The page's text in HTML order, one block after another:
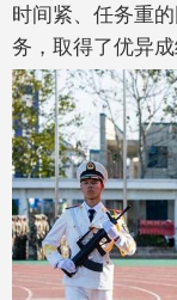
时间紧、任务重
务，取得了优异成